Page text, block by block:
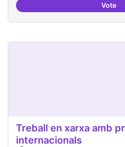
Vote
Treball en xarxa amb
internacionals